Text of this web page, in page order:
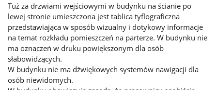
Tuż za drzwiami wejściowymi w budynku na ścianie po
lewej stronie umieszczona jest tablica tyflograficzna
przedstawiająca w sposób wizualny i dotykowy informacje
na temat rozkładu pomieszczeń na parterze. W budynku nie
ma oznaczeń w druku powiększonym dla osób
słabowidzących.
W budynku nie ma dźwiękowych systemów nawigacji dla
osób niewidomych.